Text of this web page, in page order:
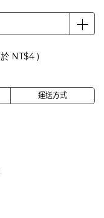
NT$4 )
運送方式